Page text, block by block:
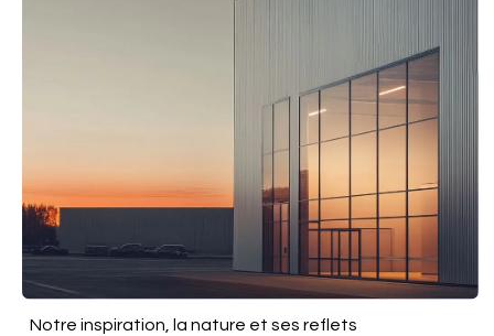
Notre inspiration, la nature et ses reflets